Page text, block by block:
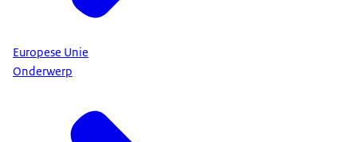
Europese Unie
Onderwerp